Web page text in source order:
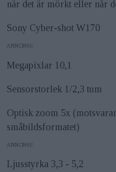
när det är mörkt eller när
Sony Cyber-shot W170
ANNONS
Megapixlar 10,1
Sensorstorlek 1/2,3 tum
Optisk zoom 5x
småbildsformatet)
ANNONS
Ljusstyrka 3,3 - 5,2